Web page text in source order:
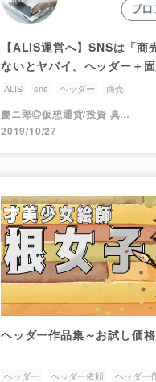
【ALIS運営へ】SNSは「商
ないとヤバイ。ヘッダー＋
能を。
ALIS sns ヘッダー 商売
慶ニ郎◎仮想通貨/投資 真剣師
2019/10/27
ヘッダー作品集～お試し価
ヘッダー ヘッダー依頼 ヘッダー